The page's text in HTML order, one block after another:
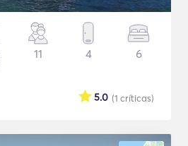
11 4 6
(1 críticas)
5.0